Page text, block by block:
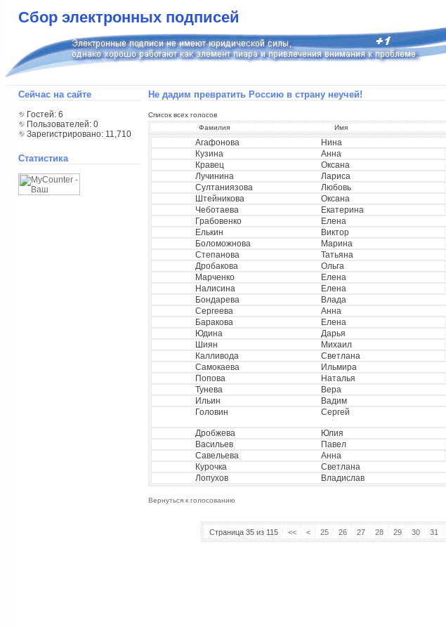
Сбор электронных подписей
Сейчас на сайте
Гостей: 6
Пользователей: 0
Зарегистрировано: 11,710
Статистика
Не дадим превратить Россию в страну неучей!
Список всех голосов
Фамилия
Имя
Агафонова Нина
Кузина
Анна
Кравец
Оксана
Лучинина
Лариса
Султаниязова
Любовь
Штейникова
Оксана
Чеботаева
Екатерина
Грабовенко
Елена
Елькин
Виктор
Боломожнова
Марина
Степанова
Татьяна
Дробакова
Ольга
Марченко
Елена
Налисина
Елена
Бондарева
Влада
Сергеева
Анна
Баракова
Елена
Юдина
Дарья
Шиян
Михаил
Калливода
Светлана
Самокаева
Ильмира
Попова
Наталья
Тунева
Вера
Ильин
Вадим
Головин
Сергей
Дробжева
Юлия
Васильев
Павел
Савельева
Анна
Курочка
Светлана
Лопухов
Владислав
Вернуться к голосованию
Страница 35 из 115 << < 25 26 27 28 29 30 31